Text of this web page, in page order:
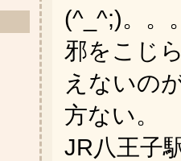
(^_^;)。。
邪をこじ
えないの
方ない。
JR八王子